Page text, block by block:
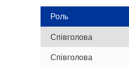
Роль
Співголова
Співголова